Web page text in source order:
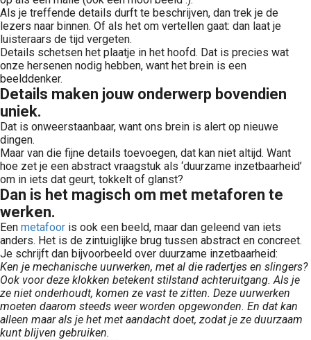
Als je treffende details durft te beschrijven, dan trek je de
lezers naar binnen. Of als het om vertellen gaat: dan laat je
luisteraars de tijd vergeten.
Details schetsen het plaatje in het hoofd. Dat is precies wat
onze hersenen nodig hebben, want het brein is een
beelddenker.
Details maken jouw onderwerp bovendien
uniek.
Dat is onweerstaanbaar, want ons brein is alert op nieuwe
dingen.
Maar van die fijne details toevoegen, dat kan niet altijd. Want
hoe zet je een abstract vraagstuk als ‘duurzame inzetbaarheid’
om in iets dat geurt, tokkelt of glanst?
Dan is het magisch om met metaforen te
werken.
Een metafoor is ook een beeld, maar dan geleend van iets
anders. Het is de zintuiglijke brug tussen abstract en concreet.
Je schrijft dan bijvoorbeeld over duurzame inzetbaarheid:
Ken je mechanische uurwerken, met al die radertjes en slingers?
Ook voor deze klokken betekent stilstand achteruitgang. Als je
ze niet onderhoudt, komen ze vast te zitten. Deze uurwerken
moeten daarom steeds weer worden opgewonden. En dat kan
alleen maar als je het met aandacht doet, zodat je ze duurzaam
kunt blijven gebruiken.